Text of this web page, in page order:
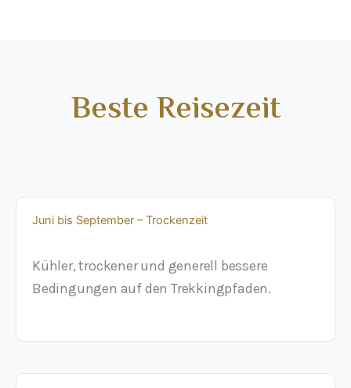
Beste Reisezeit
Juni bis September – Trockenzeit
Kühler, trockener und generell bessere
Bedingungen auf den Trekkingpfaden.